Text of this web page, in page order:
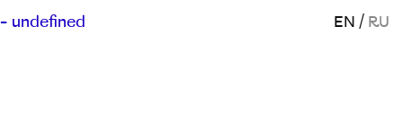
undefined EN / RU